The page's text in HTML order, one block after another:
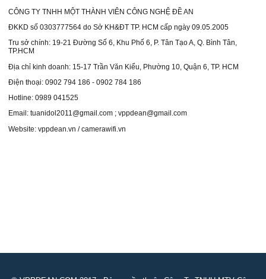
CÔNG TY TNHH MỘT THÀNH VIÊN CÔNG NGHỆ ĐỀ AN
ĐKKD số 0303777564 do Sở KH&ĐT TP. HCM cấp ngày 09.05.2005
Tru sở chính: 19-21 Đường Số 6, Khu Phố 6, P. Tân Tạo A, Q. Bình Tân,
TP.HCM
Địa chỉ kinh doanh: 15-17 Trần Văn Kiểu, Phường 10, Quận 6, TP. HCM
Điện thoại: 0902 794 186 - 0902 784 186
Hotline: 0989 041525
Email: tuanidol2011@gmail.com ; vppdean@gmail.com
Website: vppdean.vn / camerawifi.vn